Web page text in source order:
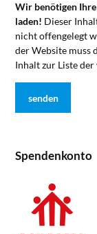
Wir benötigen Ihre
laden! Dieser
nicht offengelegt
der Website muss
Inhalt zur Liste
Spendenkonto